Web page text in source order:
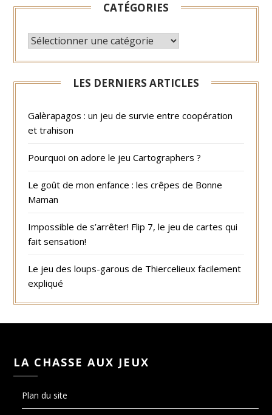
CATÉGORIES
CATÉGORIES
LES DERNIERS ARTICLES
Galèrapagos : un jeu de survie entre coopération
et trahison
Pourquoi on adore le jeu Cartographers ?
Le goût de mon enfance : les crêpes de Bonne
Maman
Impossible de s’arrêter! Flip 7, le jeu de cartes qui
fait sensation!
Le jeu des loups-garous de Thiercelieux facilement
expliqué
LA CHASSE AUX JEUX
Plan du site